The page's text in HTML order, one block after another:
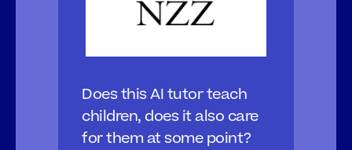
Does this AI tutor teach
children, does it also care
for them at some point?